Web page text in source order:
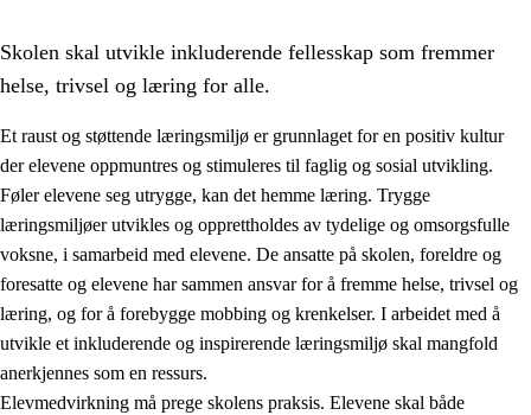
3. Prinsipper for skolens praksis
3.1 Et inkluderende læringsmiljø
Skolen skal utvikle inkluderende fellesskap som fremmer
helse, trivsel og læring for alle.
Et raust og støttende læringsmiljø er grunnlaget for en positiv kultur
der elevene oppmuntres og stimuleres til faglig og sosial utvikling.
Føler elevene seg utrygge, kan det hemme læring. Trygge
læringsmiljøer utvikles og opprettholdes av tydelige og omsorgsfulle
voksne, i samarbeid med elevene. De ansatte på skolen, foreldre og
foresatte og elevene har sammen ansvar for å fremme helse, trivsel og
læring, og for å forebygge mobbing og krenkelser. I arbeidet med å
utvikle et inkluderende og inspirerende læringsmiljø skal mangfold
anerkjennes som en ressurs.
Elevmedvirkning må prege skolens praksis. Elevene skal både